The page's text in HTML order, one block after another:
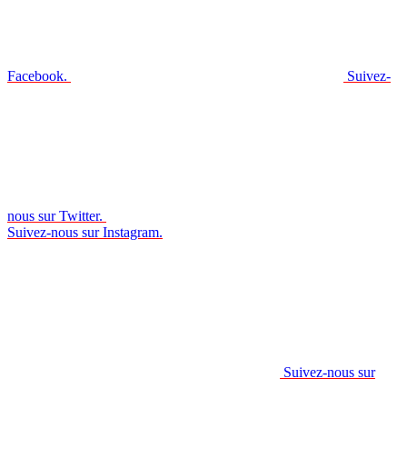
Facebook. Suivez-
nous sur Twitter.
Suivez-nous sur Instagram.
Suivez-nous sur